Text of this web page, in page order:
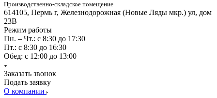
Производственно-складское помещение
614105, Пермь г, Железнодорожная (Новые Ляды мкр.) ул, дом
23В
Режим работы
Пн. – Чт.: с 8:30 до 17:30
Пт.: с 8:30 до 16:30
Обед: с 12:00 до 13:00
Заказать звонок
Подать заявку
О компании